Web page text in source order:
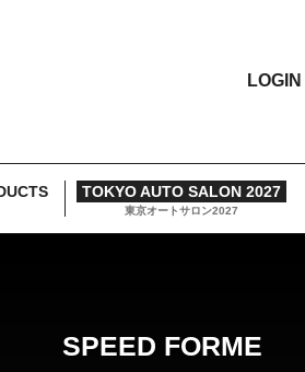
LOGIN
TOKYO AUTO SALON 2027
東京オートサロン2027
SPEED FORME